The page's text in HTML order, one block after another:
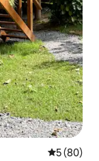
5 av 5 i
5 (80)